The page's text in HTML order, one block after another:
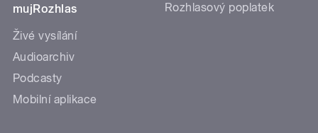
mujRozhlas
Živé vysílání
Audioarchiv
Podcasty
Mobilní aplikace
Rozhlasový poplatek